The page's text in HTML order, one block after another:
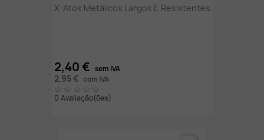
X-Atos Metálicos Largos E Resistentes
2,40 € sem IVA
2,95 € com IVA
0 Avaliação(ões)